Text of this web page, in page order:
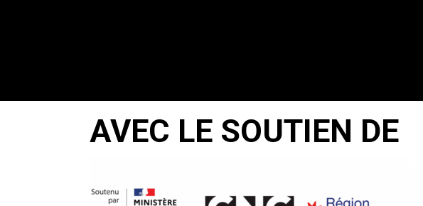
AVEC LE SOUTIEN DE